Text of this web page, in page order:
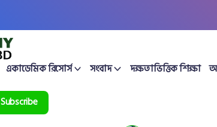
একাডেমিক রিসোর্স সংবাদ দক্ষতাভিত্তিক শিক্ষা
Subscribe